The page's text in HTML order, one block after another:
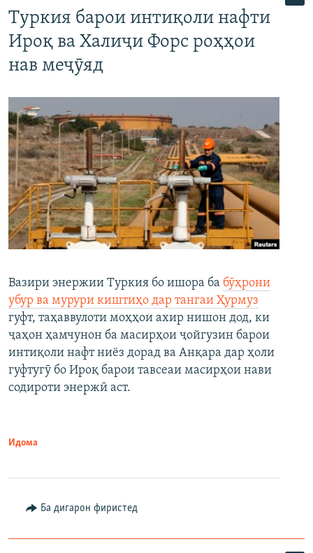
Туркия барои интиқоли нафти
Ироқ ва Халиҷи Форс роҳҳои
нав меҷӯяд
Вазири энержии Туркия бо ишора ба бӯҳрони
убур ва мурури киштиҳо дар тангаи Ҳурмуз
гуфт, таҳаввулоти моҳҳои ахир нишон дод, ки
ҷаҳон ҳамчунон ба масирҳои ҷойгузин барои
интиқоли нафт ниёз дорад ва Анқара дар ҳоли
гуфтугӯ бо Ироқ барои тавсеаи масирҳои нави
содироти энержӣ аст.
Идома
Ба дигарон фиристед